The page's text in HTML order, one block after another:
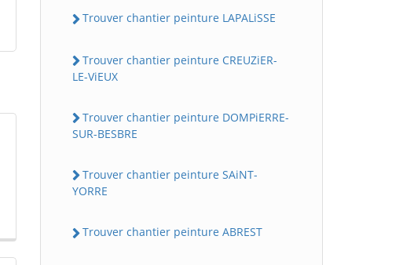
Trouver chantier peinture LAPALiSSE
Trouver chantier peinture CREUZiER-
LE-ViEUX
Trouver chantier peinture DOMPiERRE-
SUR-BESBRE
Trouver chantier peinture SAiNT-
YORRE
Trouver chantier peinture ABREST